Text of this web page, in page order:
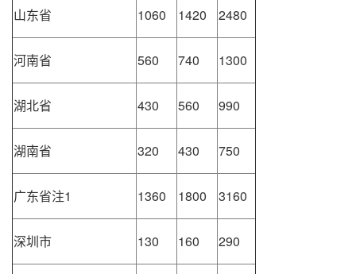
山东省 1060 1420 2480
河南省 560 740 1300
湖北省 430 560 990
湖南省 320 430 750
广东省注1 1360 1800 3160
深圳市 130 160 290